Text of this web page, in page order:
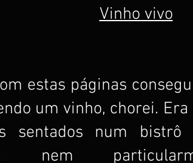
Vinho vivo
estas páginas
um vinho, chorei.
sentados num bistrô
nem